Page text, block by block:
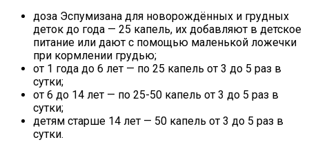
доза Эспумизана для новорождённых и грудных
деток до года — 25 капель, их добавляют в детское
питание или дают с помощью маленькой ложечки
при кормлении грудью;
от 1 года до 6 лет — по 25 капель от 3 до 5 раз в
сутки;
от 6 до 14 лет — по 25-50 капель от 3 до 5 раз в
сутки;
детям старше 14 лет — 50 капель от 3 до 5 раз в
сутки.